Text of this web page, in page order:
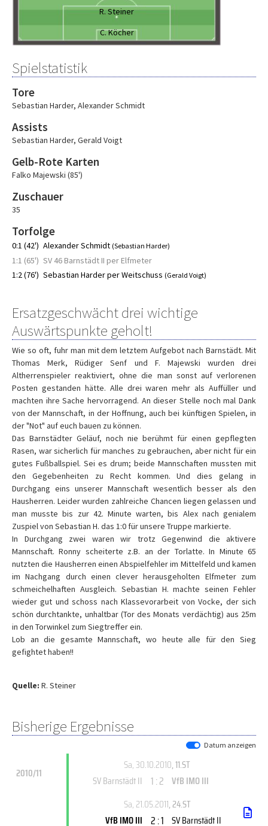
R. Steiner
C. Köcher
Spielstatistik
Tore
Sebastian Harder, Alexander Schmidt
Assists
Sebastian Harder, Gerald Voigt
Gelb-Rote Karten
Falko Majewski (85')
Zuschauer
35
Torfolge
0:1 (42') Alexander Schmidt (Sebastian Harder)
1:1 (65') SV 46 Barnstädt II per Elfmeter
1:2 (76') Sebastian Harder per Weitschuss (Gerald Voigt)
Ersatzgeschwächt drei wichtige
Auswärtspunkte geholt!
Wie so oft, fuhr man mit dem letztem Aufgebot nach Barnstädt. Mit
Thomas Merk, Rüdiger Senf und F. Majewski wurden drei
Altherrenspieler reaktiviert, ohne die man sonst auf verlorenen
Posten gestanden hätte. Alle drei waren mehr als Auffüller und
machten ihre Sache hervorragend. An dieser Stelle noch mal Dank
von der Mannschaft, in der Hoffnung, auch bei künftigen Spielen, in
der "Not" auf euch bauen zu können.
Das Barnstädter Geläuf, noch nie berühmt für einen gepflegten
Rasen, war sicherlich für manches zu gebrauchen, aber nicht für ein
gutes Fußballspiel. Sei es drum; beide Mannschaften mussten mit
den Gegebenheiten zu Recht kommen. Und dies gelang in
Durchgang eins unserer Mannschaft wesentlich besser als den
Hausherren. Leider wurden zahlreiche Chancen liegen gelassen und
man musste bis zur 42. Minute warten, bis Alex nach genialem
Zuspiel von Sebastian H. das 1:0 für unsere Truppe markierte.
In Durchgang zwei waren wir trotz Gegenwind die aktivere
Mannschaft. Ronny scheiterte z.B. an der Torlatte. In Minute 65
nutzten die Hausherren einen Abspielfehler im Mittelfeld und kamen
im Nachgang durch einen clever herausgeholten Elfmeter zum
schmeichelhaften Ausgleich. Sebastian H. machte seinen Fehler
wieder gut und schoss nach Klassevorarbeit von Vocke, der sich
schön durchtankte, unhaltbar (Tor des Monats verdächtig) aus 25m
in den Torwinkel zum Siegtreffer ein.
Lob an die gesamte Mannschaft, wo heute alle für den Sieg
gefightet haben!!
Quelle: R. Steiner
Bisherige Ergebnisse
Datum anzeigen
2010/11
Sa, 30.10.2010, 11.ST
SV Barnstädt II 1 : 2 VfB IMO III
Sa, 21.05.2011, 24.ST
VfB IMO III 2 : 1 SV Barnstädt II